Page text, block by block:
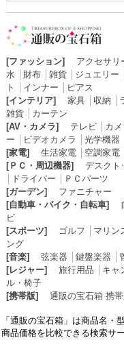
[ファッション] アクセサリ
水
財布│ 雑貨│ ジュエリー
ト
インナー
ピアス
[インテリア]
家具│ 収納
雑貨│ カーテン
[AV・カメラ]
テレビ│ カメ
ー
ビデオカメラ
光学機器
[家電]
生活家電│ 空調家電│
[ＰＣ・周辺機器]
デスクト
ドライバー
ＰＣパーツ
[ガーデン]
ファニチャー
[自動車・バイク・自転車]
ビ
[スポーツ]
ゴルフ マリン
ング
[音楽]
弦楽器 鍵盤楽器
[レジャー]
旅行用品 キャ
ル・椅子
[携帯版]
通販の宝石箱 携
「通販の宝石箱」は商品名・
商品価格を比較できる検索サ